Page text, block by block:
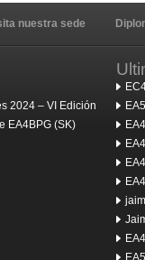
nuestra sede
2024 – VI Edición
EA4BPG (SK)